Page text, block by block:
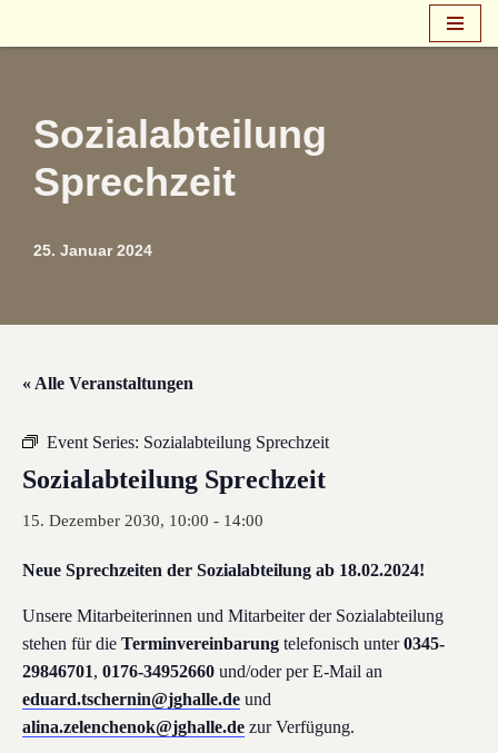
Sozialabteilung
Sprechzeit
25. Januar 2024
« Alle Veranstaltungen
Event Series: Sozialabteilung Sprechzeit
Sozialabteilung Sprechzeit
15. Dezember 2030, 10:00 - 14:00
Neue Sprechzeiten der Sozialabteilung ab 18.02.2024!
Unsere Mitarbeiterinnen und Mitarbeiter der Sozialabteilung
stehen für die Terminvereinbarung telefonisch unter0345-
29846701, 0176-34952660 und/oder per E-Mail an
eduard.tschernin@jghalle.de und
alina.zelenchenok@jghalle.de zur Verfügung.